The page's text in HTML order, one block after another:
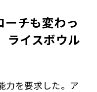
チも変わっ
ライスボウル
力を要求した。ア